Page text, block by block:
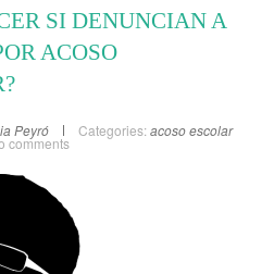
SI DENUNCIAN A
ACOSO
Peyró Categories: acoso escolar
comments